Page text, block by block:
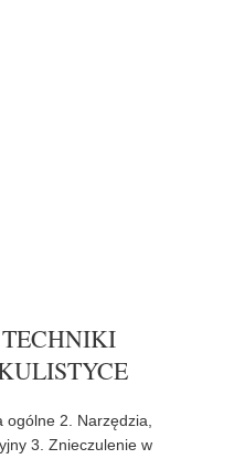
ogólne 2. Narzędzia,
3. Znieczulenie w